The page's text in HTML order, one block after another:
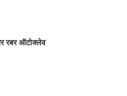
रबर ऑटोक्लेव